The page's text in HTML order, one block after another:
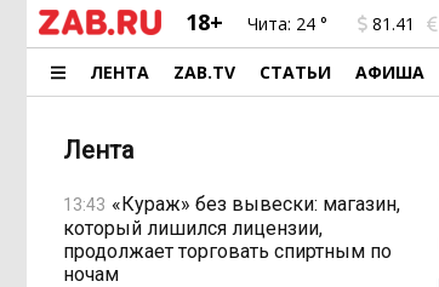
18+ Чита: 24 ° 81.41
ЛЕНТА ZAB.TV СТАТЬИ АФИША
Лента
13:43 «Кураж» без вывески: магазин,
который лишился лицензии,
продолжает торговать спиртным по
ночам